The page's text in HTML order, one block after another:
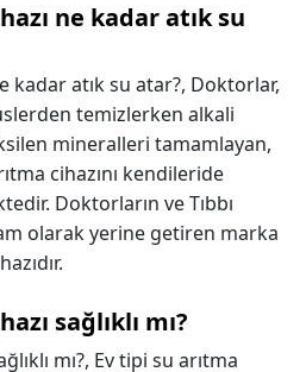
ne kadar atık su
kadar atık su atar?, Doktorlar,
temizlerken alkali
mineralleri tamamlayan,
cihazını kendileride
Doktorların ve Tıbbı
olarak yerine getiren marka
sağlıklı mı?
mı?, Ev tipi su arıtma